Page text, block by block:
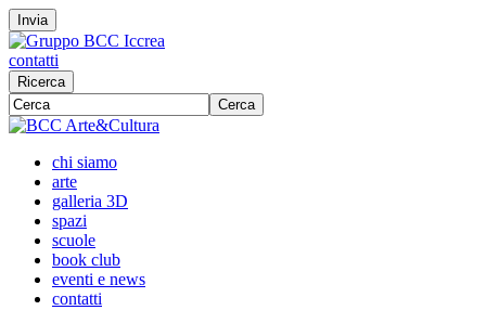
Invia
contatti
Ricerca
Cerca
chi siamo
arte
galleria 3D
spazi
scuole
book club
eventi e news
contatti